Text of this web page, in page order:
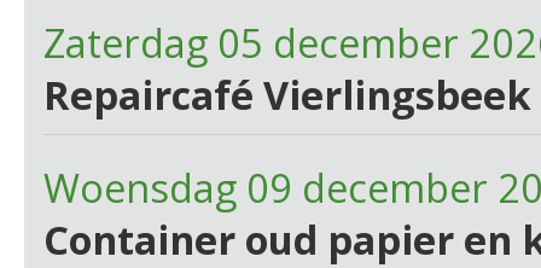
Zaterdag 05 december
Repaircafé
Woensdag 09 december
Container oud papier en